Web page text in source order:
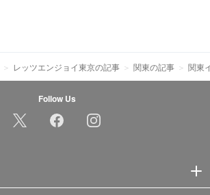
レッツエンジョイ東京の記事 関東の記事 関東
Follow Us